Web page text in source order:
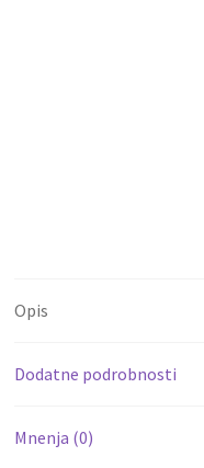
Opis
Dodatne podrobnosti
Mnenja (0)